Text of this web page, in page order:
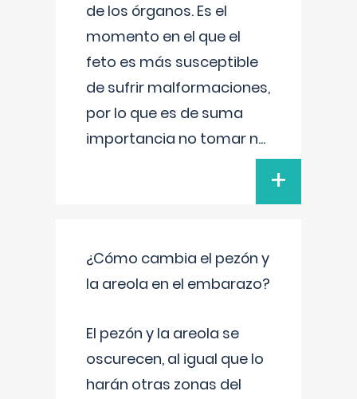
de los órganos. Es el
momento en el que el
feto es más susceptible
de sufrir malformaciones,
por lo que es de suma
importancia no tomar n...
+
¿Cómo cambia el pezón y
la areola en el embarazo?
El pezón y la areola se
oscurecen, al igual que lo
harán otras zonas del